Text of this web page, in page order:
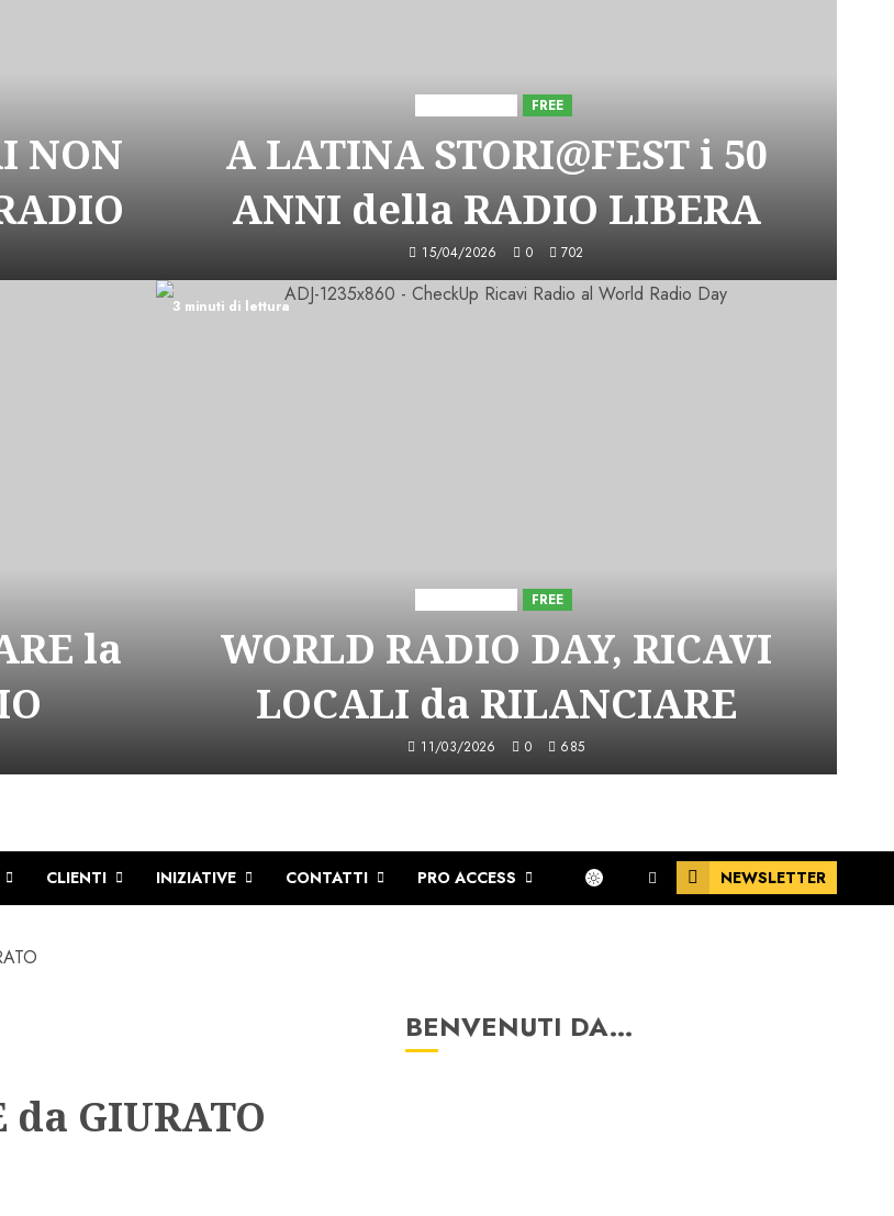
NON
la
FREE
A LATINA STORI@FEST i 50
ANNI della RADIO LIBERA
15/04/2026 0 702
3 minuti di lettura
FREE
WORLD RADIO DAY, RICAVI
LOCALI da RILANCIARE
11/03/2026 0 685
CLIENTI INIZIATIVE CONTATTI PRO ACCESS NEWSLETTER
da GIURATO
BENVENUTI DA…